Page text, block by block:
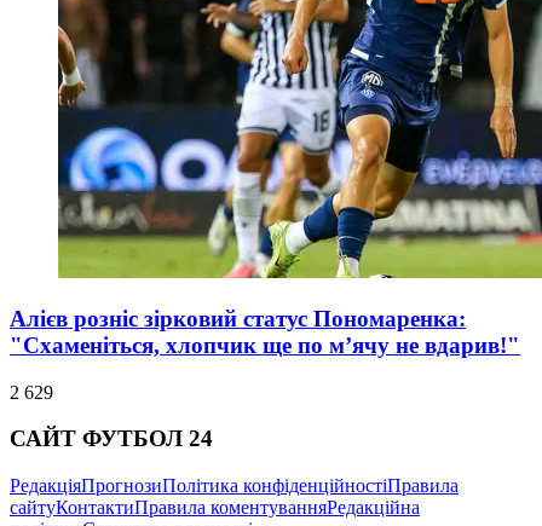
Алієв розніс зірковий статус Пономаренка:
"Схаменіться, хлопчик ще по м’ячу не вдарив!"
2 629
САЙТ ФУТБОЛ 24
РедакціяПрогнозиПолітика конфіденційностіПравила
сайтуКонтактиПравила коментуванняРедакційна